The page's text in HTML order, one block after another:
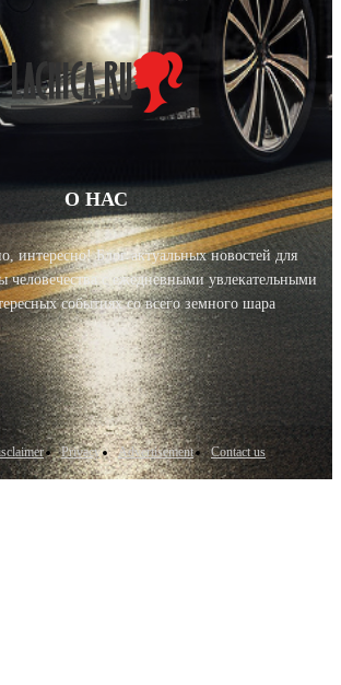
О НАС
интересно! Блог актуальных новостей для
человечества с ежедневными увлекательными
событиях со всего земного шара
Privacy Advertisement Contact us